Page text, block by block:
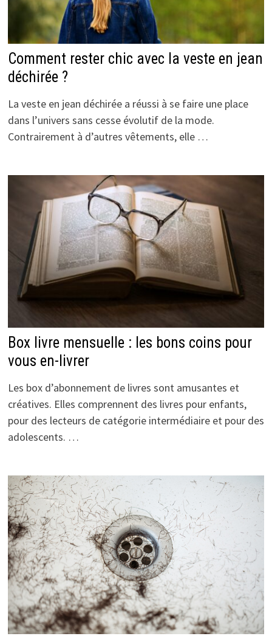
Comment rester chic avec la veste en jean
déchirée ?
La veste en jean déchirée a réussi à se faire une place
dans l’univers sans cesse évolutif de la mode.
Contrairement à d’autres vêtements, elle …
Box livre mensuelle : les bons coins pour
vous en-livrer
Les box d’abonnement de livres sont amusantes et
créatives. Elles comprennent des livres pour enfants,
pour des lecteurs de catégorie intermédiaire et pour des
adolescents. …